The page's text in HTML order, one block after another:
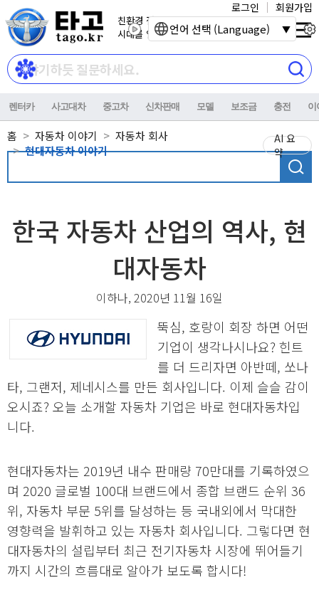
친환경 전기자동차
시대를 열어갑니다.
로그인 회원가입
렌터카 사고대차 중고차 신차판매 모델 보조금 충전 이
홈 자동차 이야기
자동차 회사
현대자동차 이야기
AI 요
약
한국 자동차 산업의 역사, 현
대자동차
이하나, 2020년 11월 16일
뚝심, 호랑이 회장 하면 어떤
기업이 생각나시나요? 힌트
를 더 드리자면 아반떼, 쏘나
타, 그랜저, 제네시스를 만든 회사입니다. 이제 슬슬 감이
오시죠? 오늘 소개할 자동차 기업은 바로 현대자동차입
니다.
현대자동차는 2019년 내수 판매량 70만대를 기록하였으
며 2020 글로벌 100대 브랜드에서 종합 브랜드 순위 36
위, 자동차 부문 5위를 달성하는 등 국내외에서 막대한
영향력을 발휘하고 있는 자동차 회사입니다. 그렇다면 현
대자동차의 설립부터 최근 전기자동차 시장에 뛰어들기
까지 시간의 흐름대로 알아가 보도록 합시다!
언어 선택 (Language)